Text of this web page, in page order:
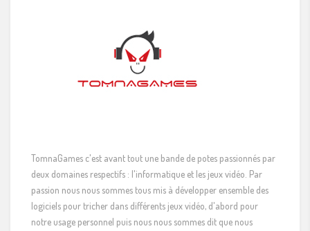
TomnaGames c'est avant tout une bande de potes passionnés par
deux domaines respectifs : l'informatique et les jeux vidéo. Par
passion nous nous sommes tous mis à développer ensemble des
logiciels pour tricher dans différents jeux vidéo, d'abord pour
notre usage personnel puis nous nous sommes dit que nous